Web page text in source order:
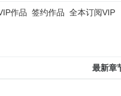
作品 签约作品 全本订阅VIP
最新章